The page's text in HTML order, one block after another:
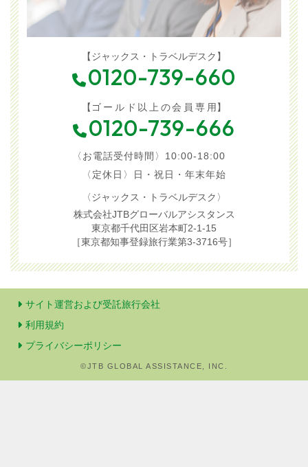
【ジャックス・トラベルデスク】
0120-739-660
【 ゴールド以上の会員専 用】
0120-739-666
〈お電話受付時間〉10:00-18:00
〈定休日〉日・祝日・年末年始
〈ジャックス・トラベルデスク〉
株式会社JTBグローバルアシスタンス
東京都千代田区岩本町2-1-15
［東京都知事登録旅行業第3-3716号］
サイト運営および受託旅行会社
利用規約
プライバシーポリシー
©JTB GLOBAL ASSISTANCE, INC.